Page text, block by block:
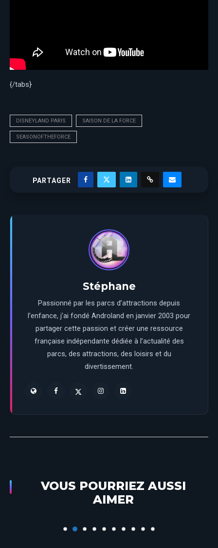
{/tabs}
DISNEYLAND PARIS SAISON DE LA FORCE
SEASONOFTHEFORCE
PARTAGER
Stéphane
Passionné par les parcs d’attractions depuis
l’enfance, j’ai fondé Androland en janvier 2003 pour
partager cette passion et créer une ressource
française indépendante dédiée à l’actualité des
parcs, des attractions, des loisirs et du
divertissement.
VOUS POURRIEZ AUSSI
AIMER
Partagez votre moment Star Wars à